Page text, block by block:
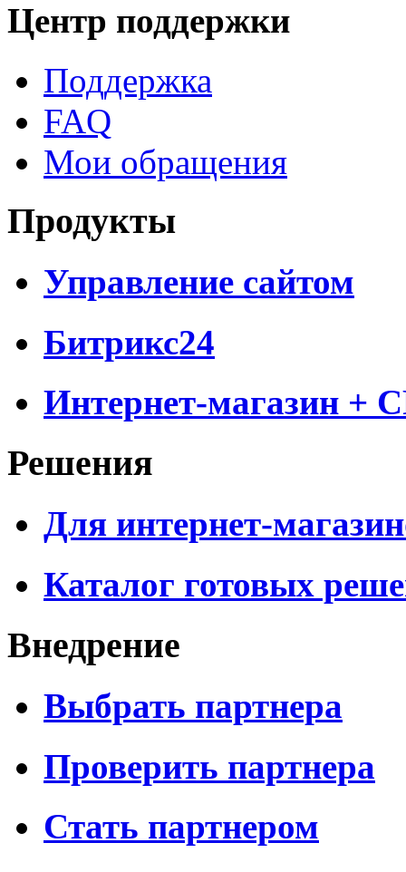
Центр поддержки
Поддержка
FAQ
Мои обращения
Продукты
Управление сайтом
Битрикс24
Интернет-магазин +
Решения
Для интернет-
Каталог готовых
Внедрение
Выбрать партнера
Проверить партнера
Стать партнером